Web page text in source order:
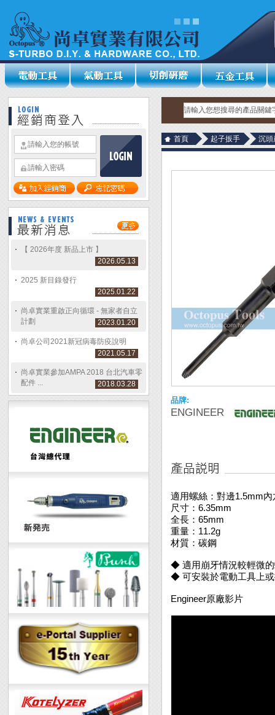
【 2026年度 新品上市 】
2026.05.13
2025 新目錄發行
2025.01.22
尚卓實業重啟正向循環 - 無家者自立
計劃
2023.01.20
尚卓公司2021新冠病毒防疫說明
2021.05.17
尚卓實業參加AMPA 2018 台北汽車零
配件 ...
2018.03.28
首頁 起子扳手 沉頭
品牌:
ENGINEER
適用螺絲：對邊1.5mm
尺寸：6.35mm
全長：65mm
重量：11.2g
材質：碳鋼
◆ 適用崩牙情況較輕微
◆ 可安裝於電動工具上
Engineer原廠影片